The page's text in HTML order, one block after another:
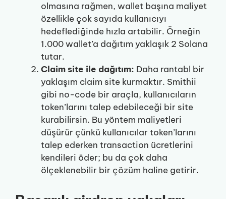
olmasına rağmen, wallet başına maliyet
özellikle çok sayıda kullanıcıyı
hedeflediğinde hızla artabilir. Örneğin
1.000 wallet’a dağıtım yaklaşık 2 Solana
tutar.
Claim site ile dağıtım: Daha rantabl bir
yaklaşım claim site kurmaktır. Smithii
gibi no-code bir araçla, kullanıcıların
token’larını talep edebileceği bir site
kurabilirsin. Bu yöntem maliyetleri
düşürür çünkü kullanıcılar token’larını
talep ederken transaction ücretlerini
kendileri öder; bu da çok daha
ölçeklenebilir bir çözüm haline getirir.